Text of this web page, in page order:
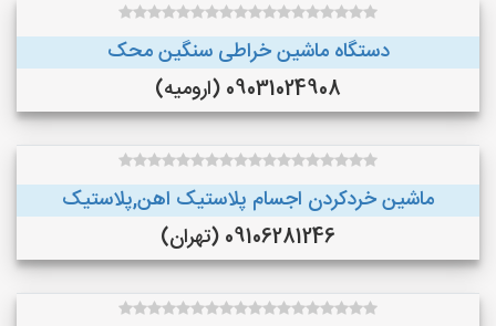
دستگاه ماشین خراطی سنگین محک
09031024908 (ارومیه)
ماشین خردکردن اجسام پلاستیک اهن,پلاستیک
09106281246 (تهران)